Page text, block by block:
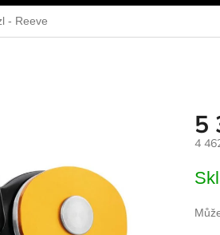
- Reeve
5
4
cena: